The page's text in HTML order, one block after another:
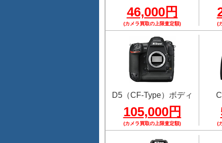
46,000円
(カメラ買取の上限査定額) (
D5（CF-Type）ボディ
105,000円
(カメラ買取の上限査定額) (